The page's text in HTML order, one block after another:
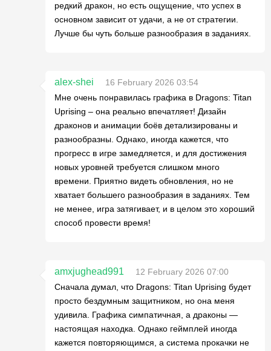
редкий дракон, но есть ощущение, что успех в
основном зависит от удачи, а не от стратегии.
Лучше бы чуть больше разнообразия в заданиях.
alex-shei
16 February 2026 03:54
Мне очень понравилась графика в Dragons: Titan
Uprising – она реально впечатляет! Дизайн
драконов и анимации боёв детализированы и
разнообразны. Однако, иногда кажется, что
прогресс в игре замедляется, и для достижения
новых уровней требуется слишком много
времени. Приятно видеть обновления, но не
хватает большего разнообразия в заданиях. Тем
не менее, игра затягивает, и в целом это хороший
способ провести время!
amxjughead991
12 February 2026 07:00
Сначала думал, что Dragons: Titan Uprising будет
просто бездумным защитником, но она меня
удивила. Графика симпатичная, а драконы —
настоящая находка. Однако геймплей иногда
кажется повторяющимся, а система прокачки не